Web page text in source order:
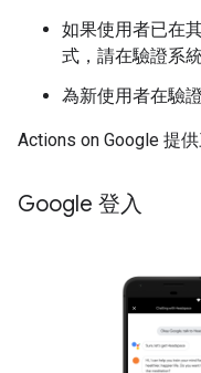
如果使用者已在
式，請在驗證系
為新使用者在驗
Actions on Google 提
Google 登入